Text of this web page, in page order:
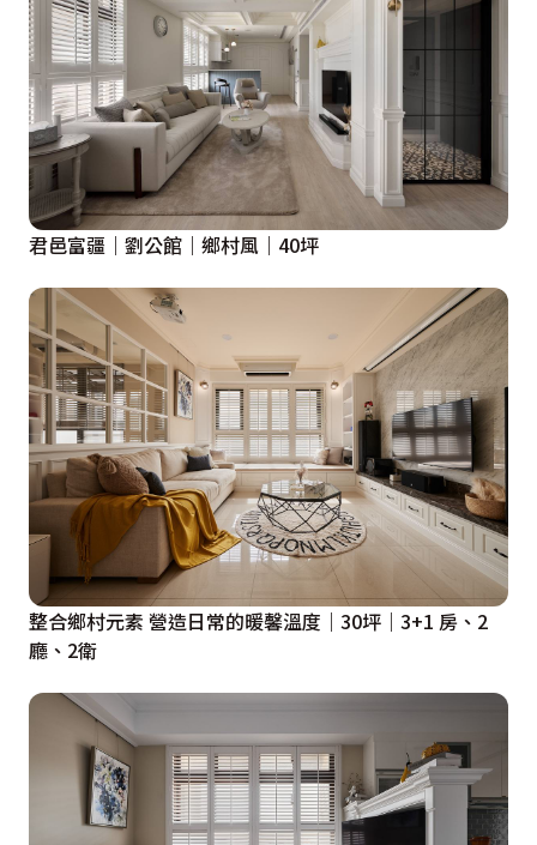
君邑富疆｜劉公館｜鄉村風｜40坪
整合鄉村元素 營造日常的暖馨溫度｜30坪｜3+1 房、2
廳、2衛